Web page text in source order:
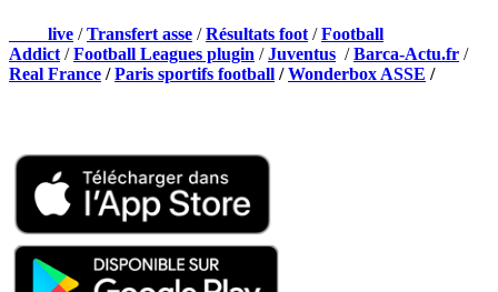
live /Transfert asse /Résultats foot /Football
Addict /Football Leagues plugin /Juventus /Barca-Actu.fr /
Real France /Paris sportifs football /Wonderbox ASSE /